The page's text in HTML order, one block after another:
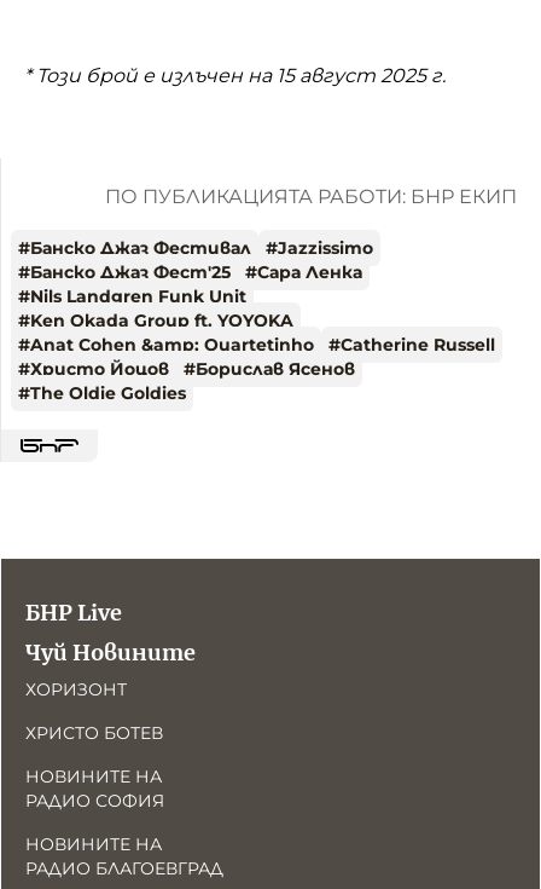
* Този брой е излъчен на 15 август 2025 г.
ПО ПУБЛИКАЦИЯТА РАБОТИ: БНР ЕКИП
#Банско Джаз Фестивал #Jazzissimo
#Банско Джаз Фест'25 #Сара Ленка
#Nils Landgren Funk Unit
#Ken Okada Group ft. YOYOKA
#Anat Cohen &amp; Quartetinho #Catherine Russell
#Христо Йоцов #Борислав Ясенов
#The Oldie Goldies
БНР Live
Чуй Новините
ХОРИЗОНТ
ХРИСТО БОТЕВ
НОВИНИТЕ НА
РАДИО СОФИЯ
НОВИНИТЕ НА
РАДИО БЛАГОЕВГРАД